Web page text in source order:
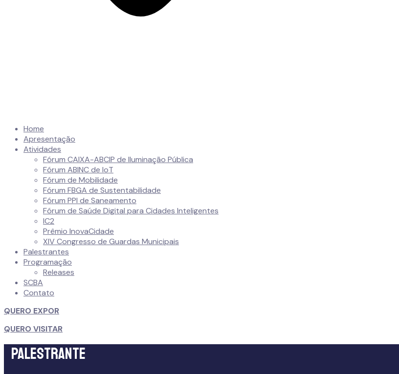
Home
Apresentação
Atividades
Fórum CAIXA-ABCIP de Iluminação Pública
Fórum ABINC de IoT
Fórum de Mobilidade
Fórum FBGA de Sustentabilidade
Fórum PPI de Saneamento
Fórum de Saúde Digital para Cidades Inteligentes
IC2
Prêmio InovaCidade
XIV Congresso de Guardas Municipais
Palestrantes
Programação
Releases
SCBA
Contato
QUERO EXPOR
QUERO VISITAR
Palestrante